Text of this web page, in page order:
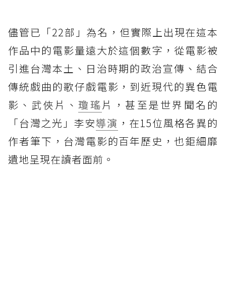
儘管已「22部」為名，但實際上出現在這本
作品中的電影量遠大於這個數字，從電影被
引進台灣本土、日治時期的政治宣傳、結合
傳統戲曲的歌仔戲電影，到近現代的異色電
影、武俠片、瓊瑤片，甚至是世界聞名的
「台灣之光」李安導演 ，在15位風格各異的
作者筆下，台灣電影的百年歷史，也鉅細靡
遺地呈現在讀者面前。